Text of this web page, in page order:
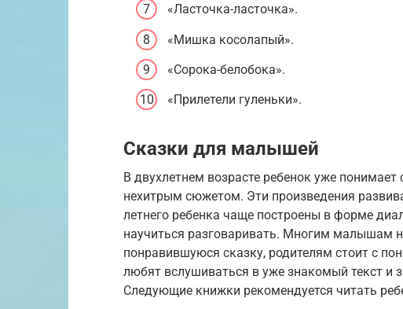
«Ласточка-ласточка».
«Мишка косолапый».
«Сорока-белобока».
«Прилетели гуленьки».
Сказки для малышей
В двухлетнем возрасте ребенок уже
нехитрым сюжетом. Эти произведения
летнего ребенка чаще построены в форме
научиться разговаривать. Многим малышам
понравившуюся сказку, родителям стоит с
любят вслушиваться в уже знакомый текст и
Следующие книжки рекомендуется читать